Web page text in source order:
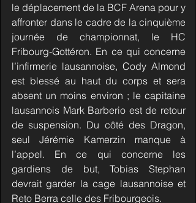
le déplacement de la BCF Arena pour y
affronter dans le cadre de la cinquième
journée de championnat, le HC
Fribourg-Gottéron. En ce qui concerne
l’infirmerie lausannoise, Cody Almond
est blessé au haut du corps et sera
absent un moins environ ; le capitaine
lausannois Mark Barberio est de retour
de suspension. Du côté des Dragon,
seul Jérémie Kamerzin manque à
l’appel. En ce qui concerne les
gardiens de but, Tobias Stephan
devrait garder la cage lausannoise et
Reto Berra celle des Fribourgeois.